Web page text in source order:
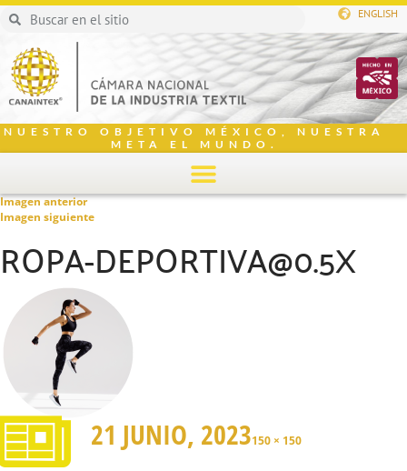
ENGLISH
NUESTRO OBJETIVO MÉXICO, NUESTRA
META EL MUNDO.
Imagen anterior
Imagen siguiente
ROPA-DEPORTIVA@0.5X
21 JUNIO, 2023150 × 150